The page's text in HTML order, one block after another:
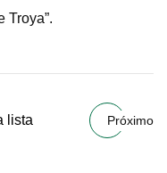
Troya”.
lista Próximo